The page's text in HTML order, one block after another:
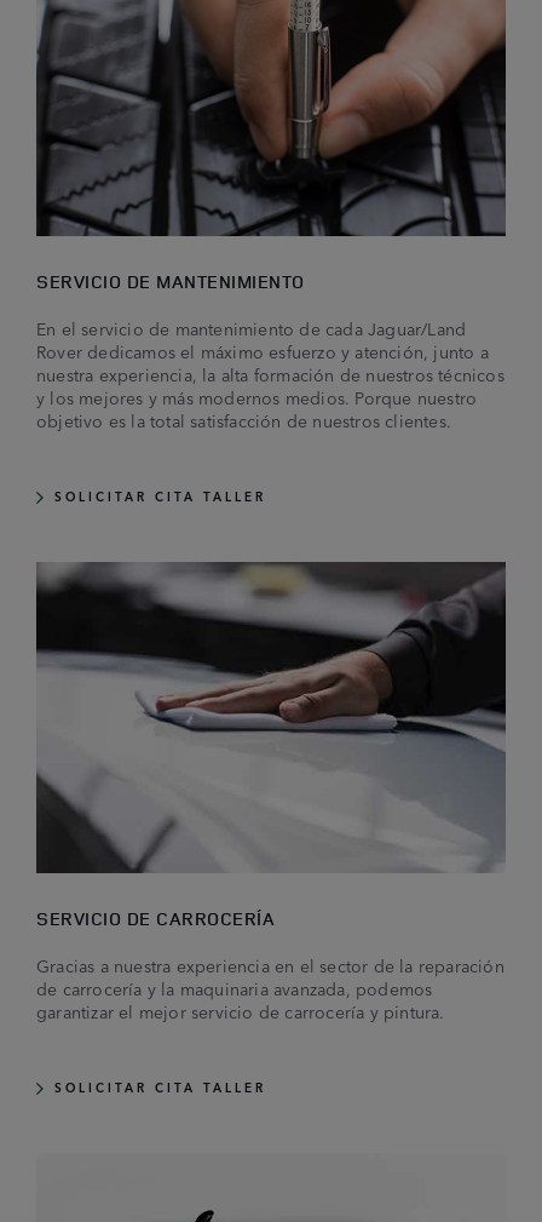
SERVICIO DE MANTENIMIENTO
En el servicio de mantenimiento de cada Jaguar/Land
Rover dedicamos el máximo esfuerzo y atención, junto a
nuestra experiencia, la alta formación de nuestros técnicos
y los mejores y más modernos medios. Porque nuestro
objetivo es la total satisfacción de nuestros clientes.
SOLICITAR CITA TALLER
SERVICIO DE CARROCERÍA
Gracias a nuestra experiencia en el sector de la reparación
de carrocería y la maquinaria avanzada, podemos
garantizar el mejor servicio de carrocería y pintura.
SOLICITAR CITA TALLER